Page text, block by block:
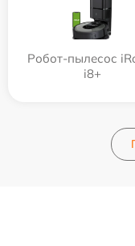
Робот-пылесос
i8+